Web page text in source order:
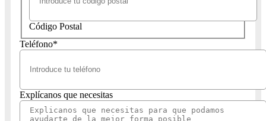
Código Postal
Teléfono*
Explícanos que necesitas